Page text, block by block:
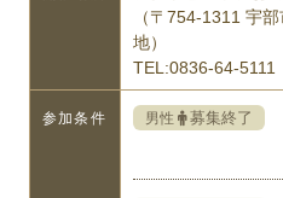
（〒754-1311 宇
地）
TEL:0836-64-5111
参加条件 男性 募集終了